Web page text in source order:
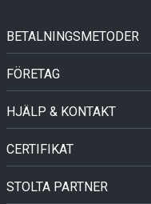
BETALNINGSMETODER
FÖRETAG
HJÄLP & KONTAKT
CERTIFIKAT
STOLTA PARTNER